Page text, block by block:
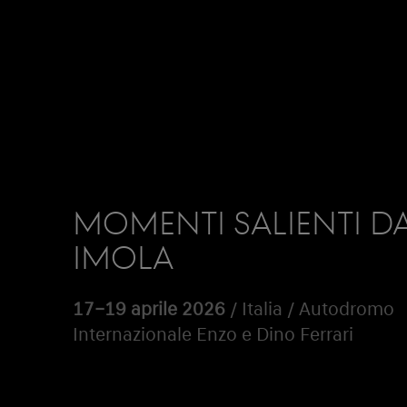
MOMENTI SALIENTI
IMOLA
17–19 aprile 2026/ Italia / Autodromo
Internazionale Enzo e Dino Ferrari